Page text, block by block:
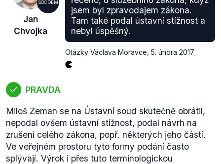
SOCDEM
Jan
Chvojka
jsem byl zpravodajem zákona.
Tam také podal ústavní stížnost a
nebyl úspěšný.
Otázky Václava Moravce 5. února 2017
PRAVDA
Miloš Zeman se na Ústavní soud skutečně obrátil,
nepodal ovšem ústavní stížnost, podal návrh na
zrušení celého zákona, popř. některých jeho částí.
Ve veřejném prostoru tyto formy podání často
splývají. Výrok i přes tuto terminologickou